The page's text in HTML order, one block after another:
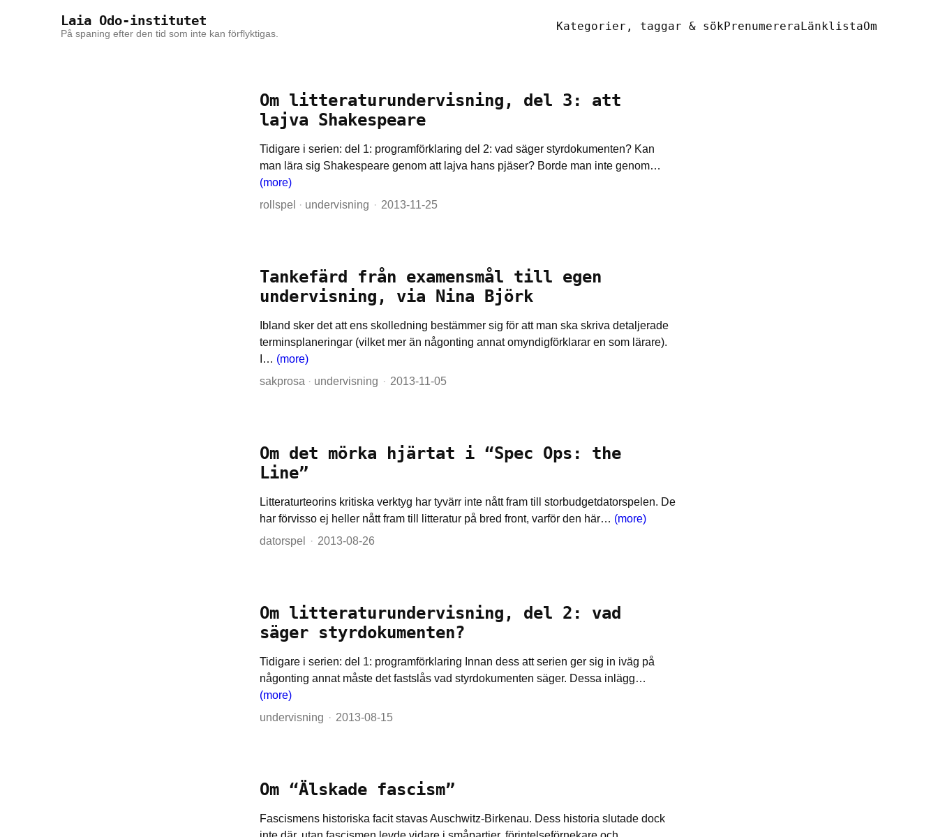
Laia Odo-institutet
På spaning efter den tid som inte kan förflyktigas.
Kategorier, taggar & sökPrenumereraLänklistaOm
Om litteraturundervisning, del 3: att
lajva Shakespeare
Tidigare i serien: del 1: programförklaring del 2: vad säger styrdokumenten? Kan
man lära sig Shakespeare genom att lajva hans pjäser? Borde man inte genom…
(more)
rollspel
· undervisning 2013-11-25
Tankefärd från examensmål till egen
undervisning, via Nina Björk
Ibland sker det att ens skolledning bestämmer sig för att man ska skriva detaljerade
terminsplaneringar (vilket mer än någonting annat omyndigförklarar en som lärare).
I… (more)
sakprosa · undervisning 2013-11-05
Om det mörka hjärtat i “Spec Ops: the
Line”
Litteraturteorins kritiska verktyg har tyvärr inte nått fram till storbudgetdatorspelen. De
har förvisso ej heller nått fram till litteratur på bred front, varför den här… (more)
datorspel
2013-08-26
Om litteraturundervisning, del 2: vad
säger styrdokumenten?
Tidigare i serien: del 1: programförklaring Innan dess att serien ger sig in iväg på
någonting annat måste det fastslås vad styrdokumenten säger. Dessa inlägg…
(more)
undervisning
2013-08-15
Om “Älskade fascism”
Fascismens historiska facit stavas Auschwitz-Birkenau. Dess historia slutade dock